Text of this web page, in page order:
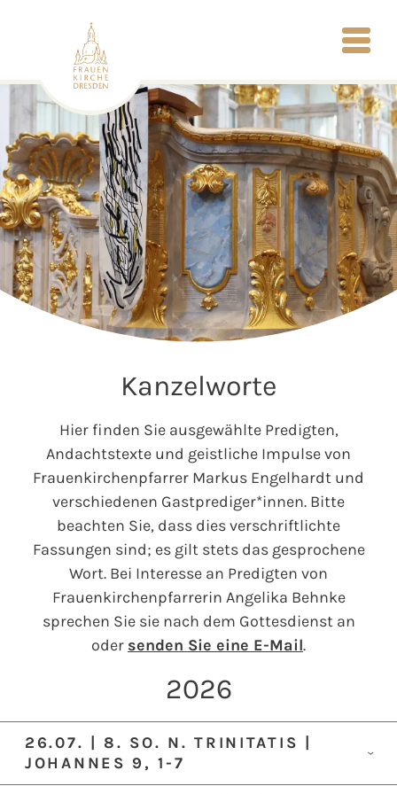
Kanzelworte
Hier finden Sie ausgewählte Predigten,
Andachtstexte und geistliche Impulse von
Frauenkirchenpfarrer Markus Engelhardt und
verschiedenen Gastprediger*innen. Bitte
beachten Sie, dass dies verschriftlichte
Fassungen sind; es gilt stets das gesprochene
Wort. Bei Interesse an Predigten von
Frauenkirchenpfarrerin Angelika Behnke
sprechen Sie sie nach dem Gottesdienst an
oder senden Sie eine E-Mail.
2026
26.07. | 8. SO. N. TRINITATIS |
JOHANNES 9, 1-7